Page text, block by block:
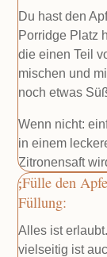
Du hast den
Porridge Platz
die einen Teil
mischen und
noch etwas
Wenn nicht:
in einem
Zitronensaft
Fülle den
Füllung:
Alles ist
vielseitig ist